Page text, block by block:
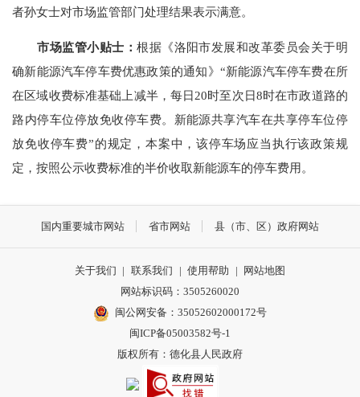
者孙女士对市场监管部门处理结果表示满意。
市场监管小贴士：根据《洛阳市发展和改革委员会关于明
确新能源汽车停车费优惠政策的通知》“新能源汽车停车费在所
在区域收费标准基础上减半，每日20时至次日8时在市政道路的
路内停车位停放免收停车费。新能源共享汽车在共享停车位停
放免收停车费”的规定，本案中，该停车场应当执行该政策规
定，按照公示收费标准的半价收取新能源车的停车费用。
国内重要城市网站 省市网站 县（市、区）政府网站
关于我们 | 联系我们 | 使用帮助 |
网站地图
网站标识码：3505260020
闽公网安备：35052602000172号
闽ICP备05003582号-1
版权所有：德化县人民政府